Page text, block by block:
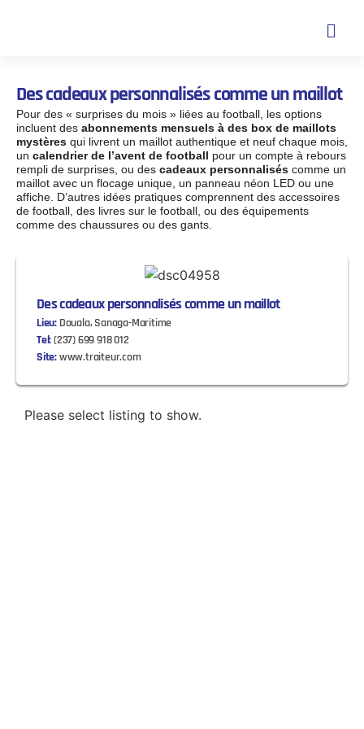
Des cadeaux personnalisés comme un maillot
Pour des « surprises du mois » liées au football, les options
incluent des abonnements mensuels à des box de maillots
mystères qui livrent un maillot authentique et neuf chaque mois,
un calendrier de l’avent de football pour un compte à rebours
rempli de surprises, ou des cadeaux personnalisés comme un
maillot avec un flocage unique, un panneau néon LED ou une
affiche. D’autres idées pratiques comprennent des accessoires
de football, des livres sur le football, ou des équipements
comme des chaussures ou des gants.
Des cadeaux personnalisés comme un maillot
Lieu: Douala, Sanaga-Maritime
Tel:(237) 699 918 012
Site:www.traiteur.com
Please select listing to show.